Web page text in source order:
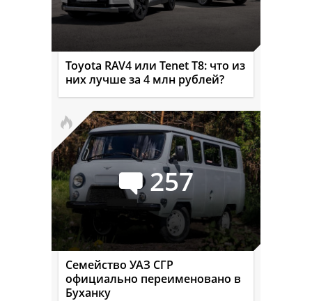
Toyota RAV4 или Tenet T8: что из
них лучше за 4 млн рублей?
257
Семейство УАЗ СГР
официально переименовано в
Буханку